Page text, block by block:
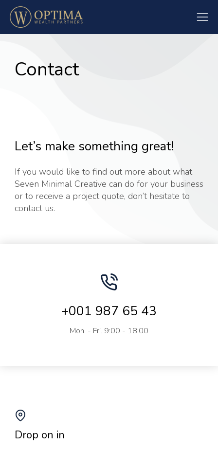
Contact
Let’s make something great!
If you would like to find out more about what
Seven Minimal Creative can do for your business
or to receive a project quote, don’t hesitate to
contact us.
+001 987 65 43
Mon. - Fri. 9:00 - 18:00
Drop on in